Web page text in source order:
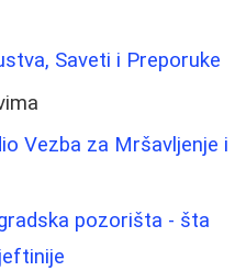
Saveti i Preporuke
Vezba za Mršavljenje i
pozorišta - šta